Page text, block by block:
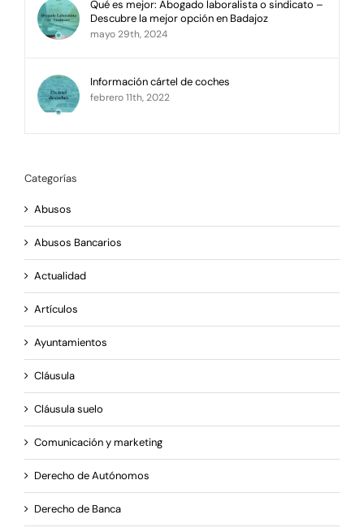
Qué es mejor: Abogado laboralista o sindicato –
Descubre la mejor opción en Badajoz
mayo 29th, 2024
Información cártel de coches
febrero 11th, 2022
Categorías
Abusos
Abusos Bancarios
Actualidad
Artículos
Ayuntamientos
Cláusula
Cláusula suelo
Comunicación y marketing
Derecho de Autónomos
Derecho de Banca